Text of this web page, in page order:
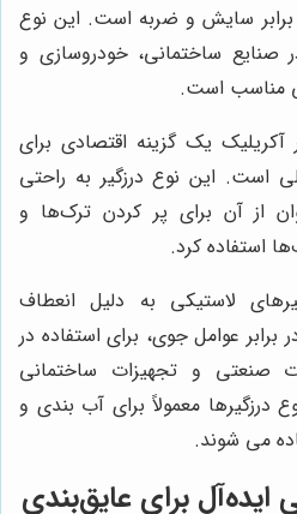
برابر سایش و ضربه است. این نوع
صنایع ساختمانی، خودروسازی و
مناسب است.
آکریلیک یک گزینه اقتصادی برای
است. این نوع درزگیر به راحتی
از آن برای پر کردن ترک‌ها و
استفاده کرد.
لاستیکی به دلیل انعطاف
برابر عوامل جوی، برای استفاده در
صنعتی و تجهیزات ساختمانی
معمولاً برای آب بندی و
می شوند.
ایده‌آل برای عایق‌بندی